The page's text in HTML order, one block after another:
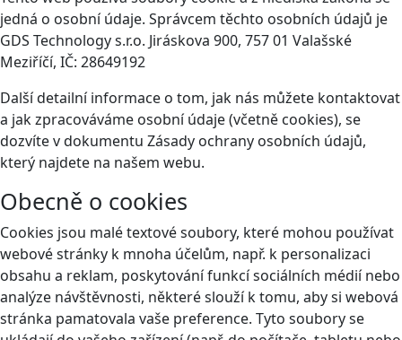
jedná o osobní údaje. Správcem těchto osobních údajů je
GDS Technology s.r.o. Jiráskova 900, 757 01 Valašské
Meziříčí, IČ: 28649192
Další detailní informace o tom, jak nás můžete kontaktovat
a jak zpracováváme osobní údaje (včetně cookies), se
dozvíte v dokumentu Zásady ochrany osobních údajů,
který najdete na našem webu.
Obecně o cookies
Cookies jsou malé textové soubory, které mohou používat
webové stránky k mnoha účelům, např. k personalizaci
obsahu a reklam, poskytování funkcí sociálních médií nebo
analýze návštěvnosti, některé slouží k tomu, aby si webová
stránka pamatovala vaše preference. Tyto soubory se